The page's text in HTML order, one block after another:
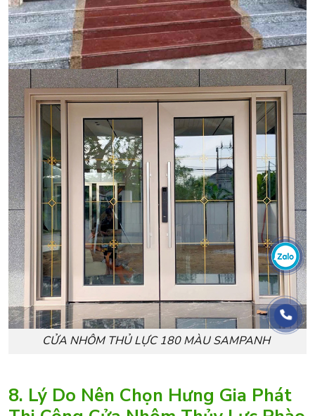
CỬA NHÔM THỦ LỰC 180 MÀU SAMPANH
8. Lý Do Nên Chọn Hưng Gia Phát